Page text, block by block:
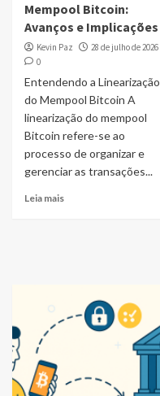
Mempool Bitcoin:
Avanços e Implicações
Kevin Paz
28 de julho de 2026
0
Entendendo a Linearização
do Mempool Bitcoin A
linearização do mempool
Bitcoin refere-se ao
processo de organizar e
gerenciar as transações...
Leia mais